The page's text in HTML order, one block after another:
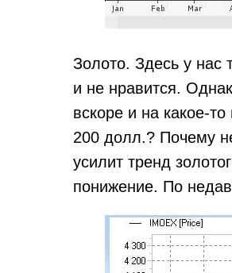
Золото. Здесь у нас
и не нравится.
вскоре и на какое-
200 долл.? Почему
усилит тренд
понижение. По